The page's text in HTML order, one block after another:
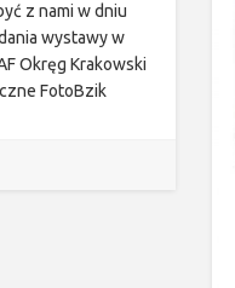
z nami w dniu
wystawy w
Okręg Krakowski
FotoBzik